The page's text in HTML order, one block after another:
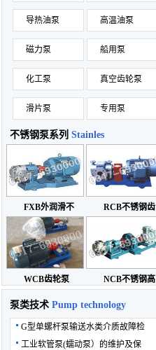
导热油泵 高温油泵
磁力泵 船用泵
化工泵 真空齿轮泵
滑片泵 专用泵
不锈钢泵系列 Stainles
FXB外润滑不 RCB不锈钢齿
WCB齿轮泵 NCB不锈钢高
泵类技术 Pump technology
G型单螺杆泵输送水类介质故障检
工业软管泵(蠕动泵）的维护及保